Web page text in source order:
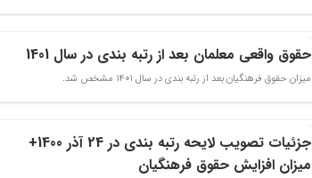
حقوق واقعی معلمان بعد از رتبه بندی در سال 1401
میزان حقوق فرهنگیان بعد از رتبه بندی در سال 1401 مشخص شد.
جزئیات تصویب لایحه رتبه بندی در 24 آذر 1400+
میزان افزایش حقوق فرهنگیان